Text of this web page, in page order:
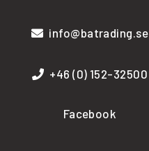
info@batrading.se
+46 (0) 152-32500
Facebook